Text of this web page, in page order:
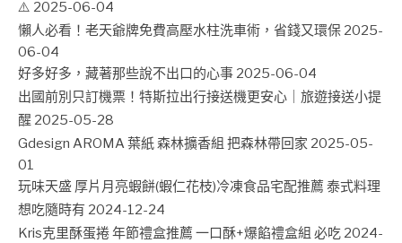
⚠️ 2025-06-04
懶人必看！老天爺牌免費高壓水柱洗車術，省錢又環保 2025-
06-04
好多好多，藏著那些說不出口的心事 2025-06-04
出國前別只訂機票！特斯拉出行接送機更安心｜旅遊接送小提
醒 2025-05-28
Gdesign AROMA 葉紙 森林擴香組 把森林帶回家 2025-05-
01
玩味天盛 厚片月亮蝦餅(蝦仁花枝)冷凍食品宅配推薦 泰式料理
想吃隨時有 2024-12-24
Kris克里酥蛋捲 年節禮盒推薦 一口酥+爆餡禮盒組 必吃 2024-